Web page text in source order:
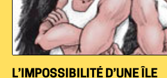
L’IMPOSSIBILITÉ D’UNE ÎLE